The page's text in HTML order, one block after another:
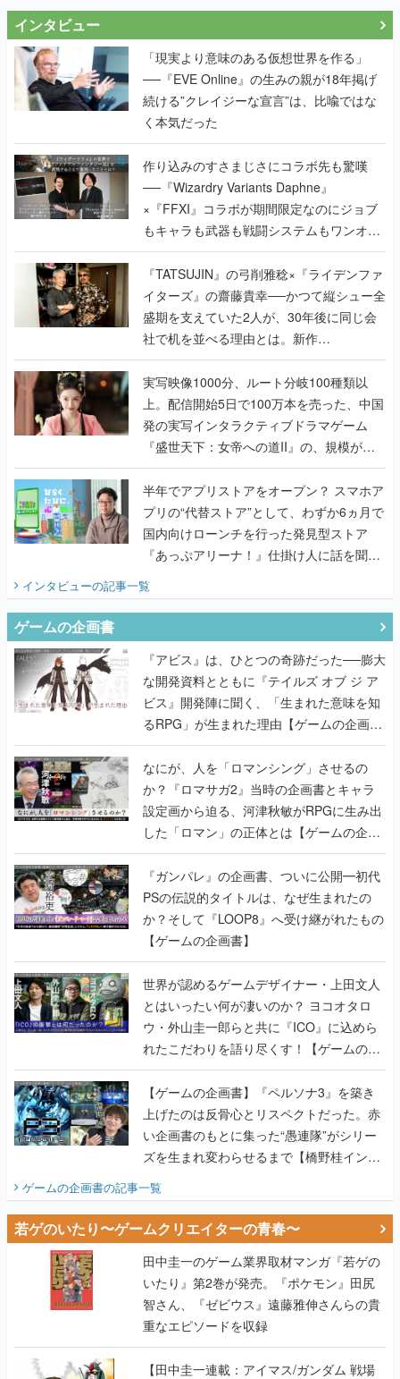
インタビュー
「現実より意味のある仮想世界を作る」
──『EVE Online』の生みの親が18年掲げ
続ける”クレイジーな宣言”は、比喩ではな
く本気だった
作り込みのすさまじさにコラボ先も驚嘆
──『Wizardry Variants Daphne』
×『FFXI』コラボが期間限定なのにジョブ
もキャラも武器も戦闘システムもワンオフ
で作り込まれた理由を両ディレクターに聞
く
『TATSUJIN』の弓削雅稔×『ライデンファ
イターズ』の齋藤貴幸──かつて縦シュー全
盛期を支えていた2人が、30年後に同じ会
社で机を並べる理由とは。新作
『TATSUJIN EXTREME』で初タッグを組
んだレジェンド2人に訊く開発秘話
実写映像1000分、ルート分岐100種類以
上。配信開始5日で100万本を売った、中国
発の実写インタラクティブドラマゲーム
『盛世天下：女帝への道II』の、規模が違
うこだわりをプロデューサーに聞いた
半年でアプリストアをオープン？ スマホア
プリの“代替ストア”として、わずか6ヵ月で
国内向けローンチを行った発見型ストア
『あっぷアリーナ！』仕掛け人に話を聞い
インタビューの記事一覧
ゲームの企画書
『アビス』は、ひとつの奇跡だった──膨大
な開発資料とともに『テイルズ オブ ジ ア
ビス』開発陣に聞く、「生まれた意味を知
るRPG」が生まれた理由【ゲームの企画
書】
なにが、人を「ロマンシング」させるの
か？『ロマサガ2』当時の企画書とキャラ
設定画から迫る、河津秋敏がRPGに生み出
した「ロマン」の正体とは【ゲームの企画
書】
『ガンパレ』の企画書、ついに公開━初代
PSの伝説的タイトルは、なぜ生まれたの
か？そして『LOOP8』へ受け継がれたもの
【ゲームの企画書】
世界が認めるゲームデザイナー・上田文人
とはいったい何が凄いのか？ ヨコオタロ
ウ・外山圭一郎らと共に『ICO』に込めら
れたこだわりを語り尽くす！【ゲームの企
画書】
【ゲームの企画書】『ペルソナ3』を築き
上げたのは反骨心とリスペクトだった。赤
い企画書のもとに集った“愚連隊”がシリー
ズを生まれ変わらせるまで【橋野桂インタ
ゲームの企画書の記事一覧
若ゲのいたり〜ゲームクリエイターの青春〜
田中圭一のゲーム業界取材マンガ『若ゲの
いたり』第2巻が発売。『ポケモン』田尻
智さん、『ゼビウス』遠藤雅伸さんらの貴
重なエピソードを収録
【田中圭一連載：アイマス/ガンダム 戦場